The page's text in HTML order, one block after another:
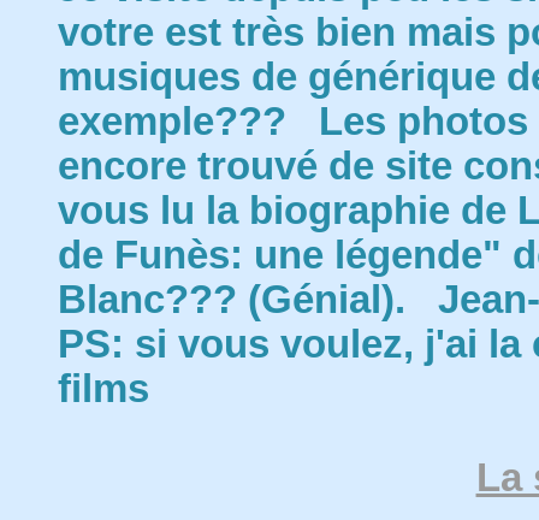
votre est très bien mais
musiques de générique
exemple??? Les
encore trouvé de site
vous lu la biographie de
de Funès: une légende"
Blanc??? (Génial).
PS: si vous voulez, j'ai
films
La